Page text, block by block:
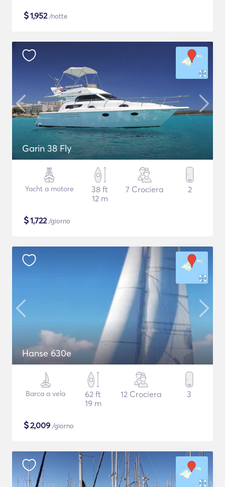
$1,952/notte
Garin 38 Fly
Yacht a motore
38 ft
12 m
7 Crociera 2
$1,722/giorno
Hanse 630e
Barca a vela
62 ft
19 m
12 Crociera 3
$2,009 /giorno